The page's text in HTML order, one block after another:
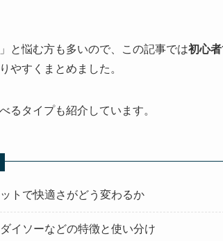
と悩む方も多いので、この記事では初心
やすくまとめました。
るタイプも紹介しています。
トで快適さがどう変わるか
イソーなどの特徴と使い分け